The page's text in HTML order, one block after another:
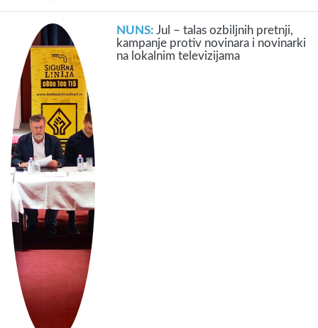
NUNS:Jul – talas ozbiljnih pretnji,
kampanje protiv novinara i novinarki
na lokalnim televizijama